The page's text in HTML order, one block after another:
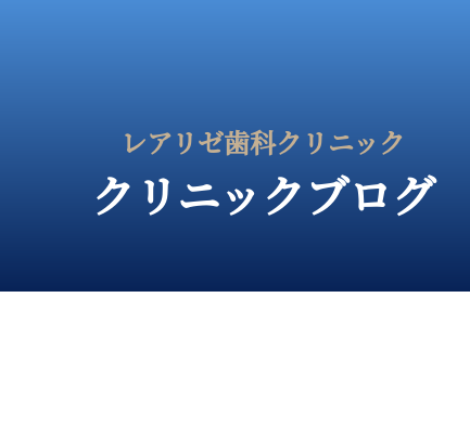
レアリゼ歯科クリニック
クリニックブログ